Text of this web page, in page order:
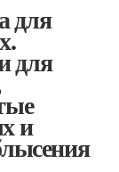
для
для
и